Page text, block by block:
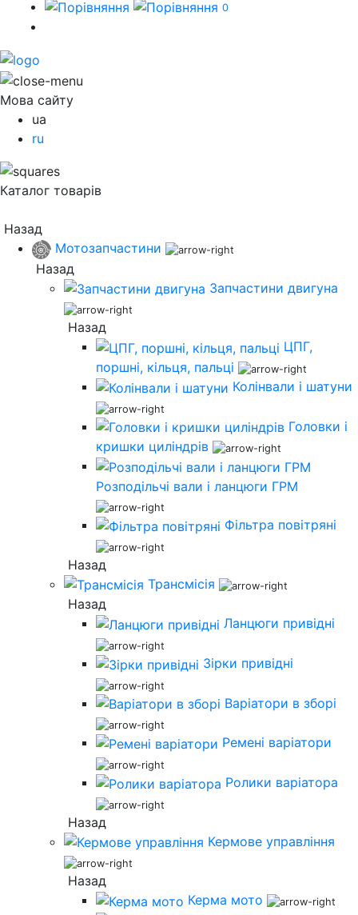
0
Мова сайту
ua
ru
Каталог товарів
Назад
Мотозапчастини
Назад
Запчастини двигуна
Назад
ЦПГ,
поршні, кільця, пальці
Колінвали і шатуни
Головки і
кришки циліндрів
Розподільчі вали і ланцюги ГРМ
Фільтра повітряні
Назад
Трансмісія
Назад
Ланцюги привідні
Зірки привідні
Варіатори в зборі
Ремені варіатори
Ролики варіатора
Назад
Кермове управління
Назад
Керма мото